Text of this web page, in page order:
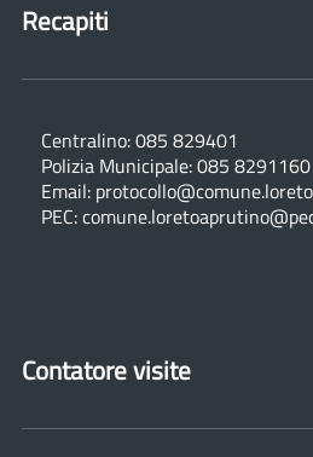
Recapiti
Centralino: 085 829401
Polizia Municipale: 085 8291160
Email:
PEC:
Contatore visite